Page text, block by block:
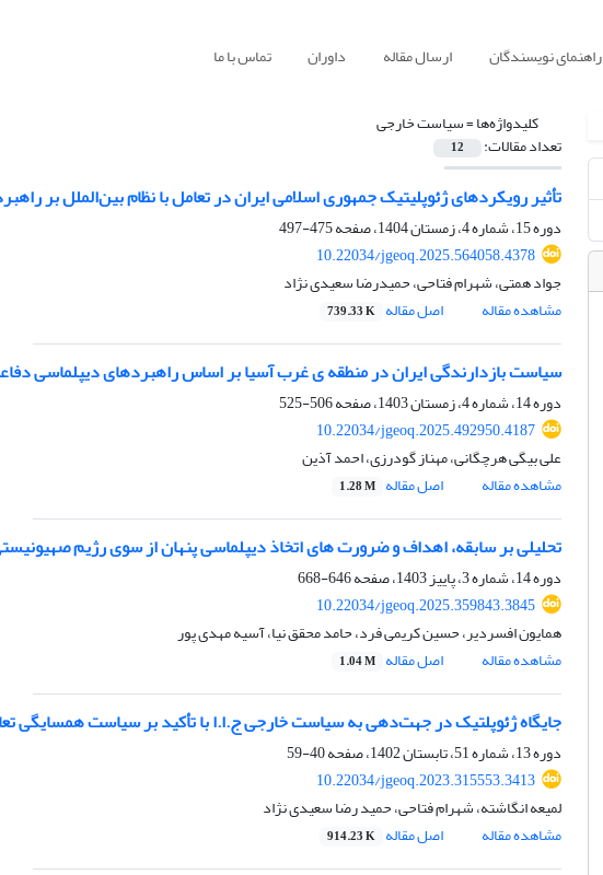
راهنمای نویسندگان ارسال مقاله داوران تماس با ما
کلیدواژه‌ها =سیاست خارجی
تعداد مقالات: 12
تأثیر رویکردهای ژئوپلیتیک جمهوری اسلامی ایران در تعامل با نظام بین‌الملل بر
دوره 15، شماره 4، زمستان 1404، صفحه
475-497
10.22034/jgeoq.2025.564058.4378
جواد همتی، شهرام فتاحی، حمیدرضا سعیدی نژاد
مشاهده مقاله
اصل مقاله 739.33 K
سیاست بازدارندگی ایران در منطقه ی غرب آسیا بر اساس راهبردهای دیپلماسی
دوره 14، شماره 4، زمستان 1403، صفحه
506-525
10.22034/jgeoq.2025.492950.4187
علی بیگی هرچگانی، مهناز گودرزی، احمد آذین
مشاهده مقاله
اصل مقاله 1.28 M
تحلیلی بر سابقه، اهداف و ضرورت های اتخاذ دیپلماسی پنهان از سوی رژیم
دوره 14، شماره 3، پاییز 1403، صفحه
646-668
10.22034/jgeoq.2025.359843.3845
همایون افسردیر، حسین کریمی فرد، حامد محقق نیا، آسیه مهدی پور
مشاهده مقاله
اصل مقاله 1.04 M
جایگاه ژئوپلتیک در جهت‌دهی به سیاست خارجی ج.ا.ا با تأکید بر سیاست همسایگی
دوره 13، شماره 51، تابستان 1402، صفحه
40-59
10.22034/jgeoq.2023.315553.3413
لمیعه انگاشته، شهرام فتاحی، حمید رضا سعیدی نژاد
مشاهده مقاله
اصل مقاله 914.23 K